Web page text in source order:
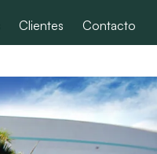
Clientes Contacto